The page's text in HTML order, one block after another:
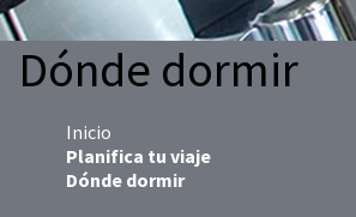
Dónde dormir
Inicio
Planifica tu viaje
Dónde dormir